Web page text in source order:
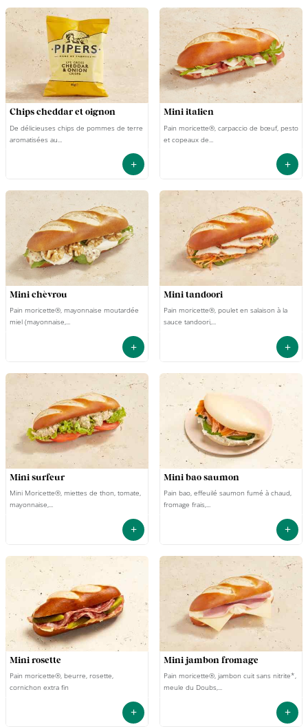
chips cheddar et oignon
De délicieuses chips de pommes de terre
aromatisées au...
+
mini italien
Pain moricette®, carpaccio de bœuf, pesto
et copeaux de...
+
mini chèvrou
Pain moricette®, mayonnaise moutardée
miel (mayonnaise,...
+
mini tandoori
Pain moricette®, poulet en salaison à la
sauce tandoori,...
+
mini surfeur
Mini Moricette®, miettes de thon, tomate,
mayonnaise,...
+
mini bao saumon
Pain bao, effeuilé saumon fumé à chaud,
fromage frais,...
+
mini rosette
Pain moricette®, beurre, rosette,
cornichon extra fin
+
mini jambon fromage
Pain moricette®, jambon cuit sans nitrite*,
meule du Doubs,...
+